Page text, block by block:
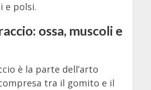
e polsi.
ossa, muscoli e
è la parte dell’arto
tra il gomito e il